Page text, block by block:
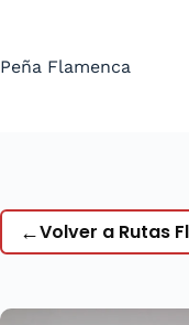
contenido
Peña Flamenca
←Volver a Rutas